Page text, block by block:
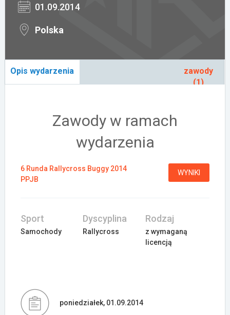
Giełda
Ranking
Zaloguj się
01.09.2014
Polska
Opis wydarzenia
zawody
(1)
Zawody w ramach
wydarzenia
6 Runda Rallycross Buggy 2014
PPJB
WYNIKI
Sport
Samochody
Dyscyplina
Rallycross
Rodzaj
z wymaganą
licencją
poniedziałek, 01.09.2014